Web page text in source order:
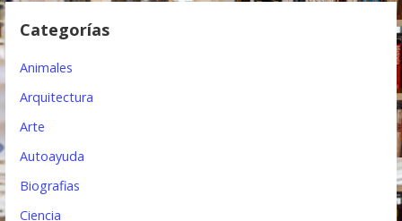
n
d
Categorías
Animales
Arquitectura
Arte
Autoayuda
Biografias
Ciencia